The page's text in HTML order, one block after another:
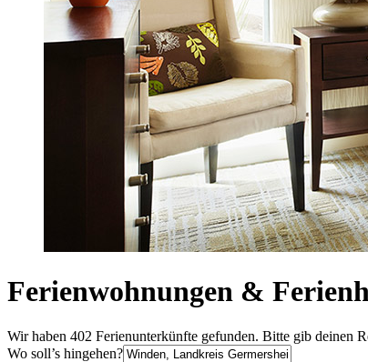
Ferienwohnungen &
Wir haben 402 Ferienunterkünfte gefunden. Bitte gib deinen
Wo soll’s hingehen?